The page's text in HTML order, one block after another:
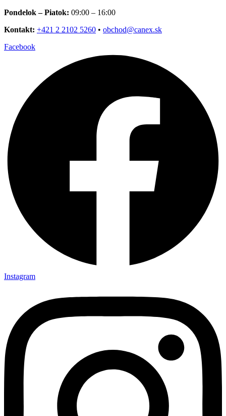
Preskočiť
obsah
Pondelok – Piatok: 09:00 – 16:00
Kontakt: +421 2 2102 5260 • obchod@canex.sk
Facebook
Instagram